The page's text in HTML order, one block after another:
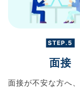
STEP.5
面接
面接が不安な方へ、